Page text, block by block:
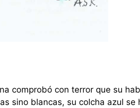
comprobó con terror que su
sino blancas, su colcha azul se